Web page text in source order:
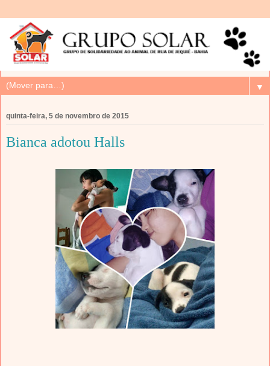
▼
quinta-feira, 5 de novembro de 2015
Bianca adotou Halls